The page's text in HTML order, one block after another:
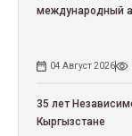
международный
04 Август 2026
35 лет
Кыргызстане